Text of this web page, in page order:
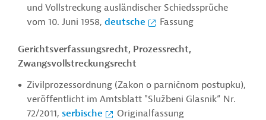
und Vollstreckung ausländischer Schiedssprüche
vom 10. Juni 1958, deutsche Fassung
Gerichtsverfassungsrecht, Prozessrecht,
Zwangsvollstreckungsrecht
Zivilprozessordnung (Zakon o parničnom postupku),
veröffentlicht im Amtsblatt "Službeni Glasnik“ Nr.
72/2011, serbische
Originalfassung